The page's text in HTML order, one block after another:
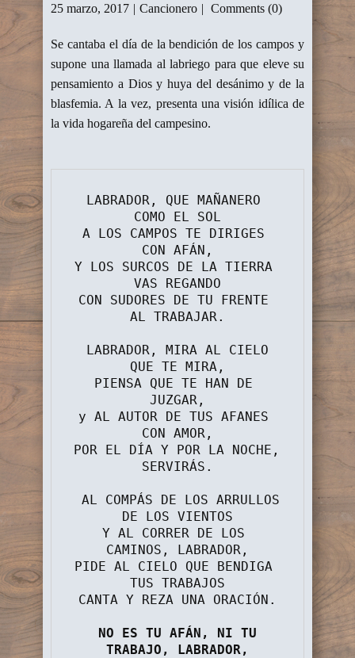
25 marzo, 2017 Cancionero Comments (0)
Se cantaba el día de la bendición de los campos y
supone una llamada al labriego para que eleve su
pensamiento a Dios y huya del desánimo y de la
blasfemia. A la vez, presenta una visión idílica de
la vida hogareña del campesino.
LABRADOR, QUE MAÑANERO
COMO EL SOL
A LOS CAMPOS TE DIRIGES
CON AFÁN,
Y LOS SURCOS DE LA TIERRA
VAS REGANDO
CON SUDORES DE TU FRENTE
AL TRABAJAR.
QUE TE MIRA,
PIENSA QUE TE HAN DE
JUZGAR,
y AL AUTOR DE TUS AFANES
CON AMOR,
POR EL DÍA Y POR LA NOCHE,
SERVIRÁS.
DE LOS VIENTOS
Y AL CORRER DE LOS
CAMINOS, LABRADOR,
PIDE AL CIELO QUE BENDIGA
TUS TRABAJOS
CANTA Y REZA UNA ORACIÓN.
NO ES TU AFÁN, NI TU
TRABAJO, LABRADOR,